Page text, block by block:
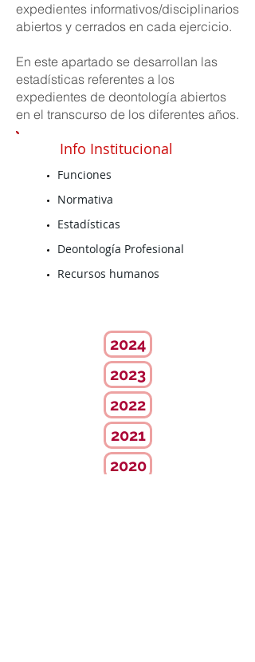
expedientes informativos/disciplinarios
abiertos y cerrados en cada ejercicio.
En este apartado se desarrollan las
estadísticas referentes a los
expedientes de deontología abiertos
en el transcurso de los diferentes años.
Info Institucional
Funciones
Normativa
Estadísticas
Deontología Profesional
Recursos humanos
2024
2023
2022
2021
2020